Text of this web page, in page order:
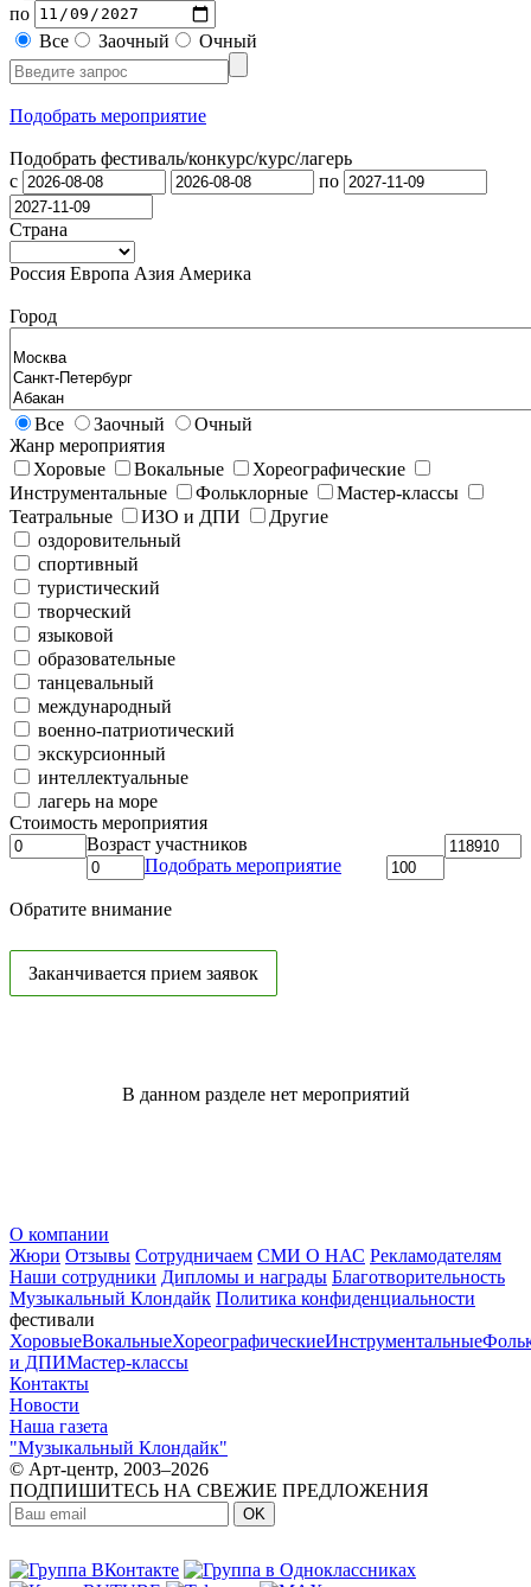
по
Все
Заочный Очный
Подобрать мероприятие
Подобрать фестиваль/конкурс/курс/лагерь
с
по
Страна
Россия Европа Азия Америка
Город
Все Заочный
Очный
Жанр мероприятия
Хоровые
Вокальные
Хореографические
Инструментальные
Фольклорные
Мастер-классы
Театральные
ИЗО и ДПИ
Другие
оздоровительный
спортивный
туристический
творческий
языковой
образовательные
танцевальный
международный
военно-патриотический
экскурсионный
интеллектуальные
лагерь на море
Стоимость мероприятия
Возраст участников
Подобрать мероприятие
Обратите внимание
Заканчивается прием заявок
В данном разделе нет мероприятий
О компании
Жюри Отзывы Сотрудничаем СМИ О НАС Рекламодателям
Наши сотрудники Дипломы и награды Благотворительность
Музыкальный Клондайк Политика конфиденциальности
фестивали
ХоровыеВокальныеХореографическиеИнструментальные
и ДПИМастер-классы
Контакты
Новости
Наша газета
"Музыкальный Клондайк"
© Арт-центр, 2003–2026
ПОДПИШИТЕСЬ НА СВЕЖИЕ ПРЕДЛОЖЕНИЯ
OK